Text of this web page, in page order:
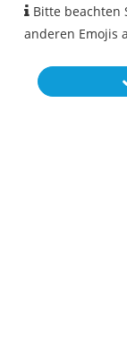
Bitte beachten
anderen Emojis